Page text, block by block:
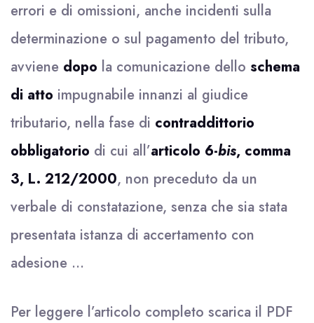
errori e di omissioni, anche incidenti sulla
determinazione o sul pagamento del tributo,
avviene dopo la comunicazione dello schema
di atto impugnabile innanzi al giudice
tributario, nella fase di contraddittorio
obbligatorio di cui all’articolo 6-bis, comma
3, L. 212/2000, non preceduto da un
verbale di constatazione, senza che sia stata
presentata istanza di accertamento con
adesione …
Per leggere l’articolo completo scarica il PDF